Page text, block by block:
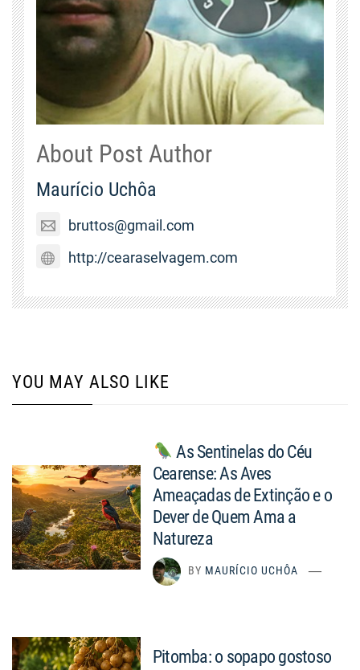
About Post Author
Maurício Uchôa
bruttos@gmail.com
http://cearaselvagem.com
YOU MAY ALSO LIKE
As Sentinelas do Céu
Cearense: As Aves
Ameaçadas de Extinção e o
Dever de Quem Ama a
Natureza
BY MAURÍCIO UCHÔA
Pitomba: o sopapo gostoso